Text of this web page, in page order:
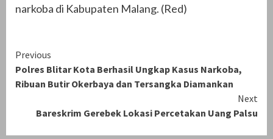
narkoba di Kabupaten Malang. (Red)
Continue
Reading
Previous
Polres Blitar Kota Berhasil Ungkap Kasus Narkoba,
Ribuan Butir Okerbaya dan Tersangka Diamankan
Next
Bareskrim Gerebek Lokasi Percetakan Uang Palsu